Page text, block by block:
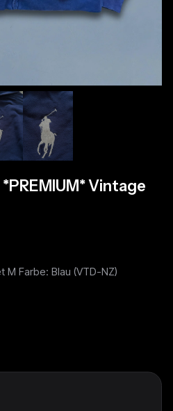
Vintage
M Farbe: Blau (VTD-NZ)